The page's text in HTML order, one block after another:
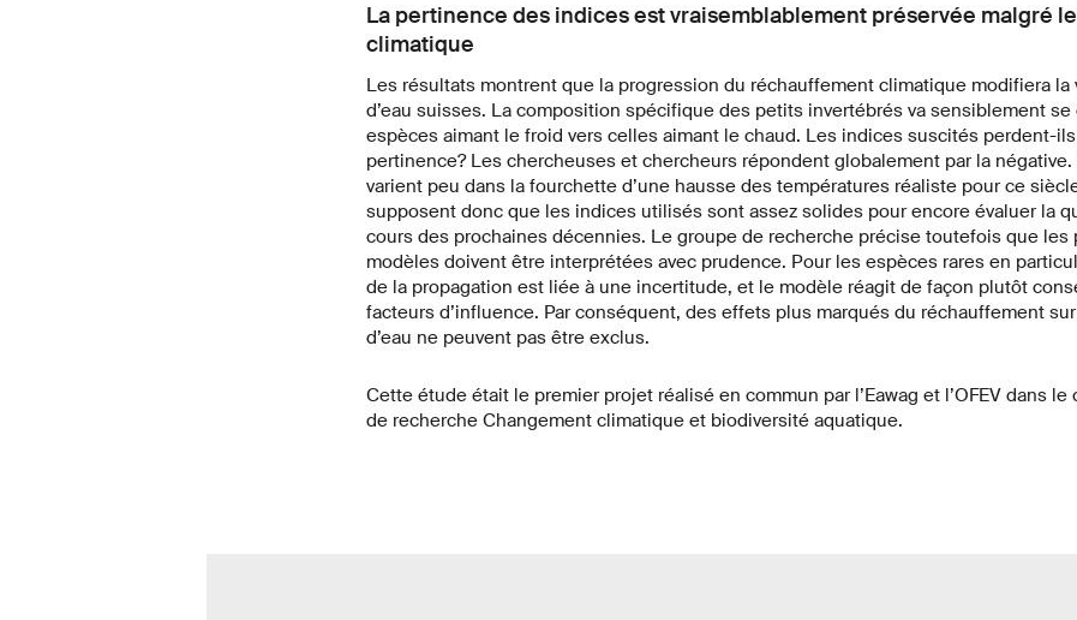
La pertinence des indices est vraisemblablement préservée malgré
climatique
Les résultats montrent que la progression du réchauffement climatique modifiera la
d’eau suisses. La composition spécifique des petits invertébrés va sensiblement se
espèces aimant le froid vers celles aimant le chaud. Les indices suscités perdent-
pertinence? Les chercheuses et chercheurs répondent globalement par la
varient peu dans la fourchette d’une hausse des températures réaliste pour ce
supposent donc que les indices utilisés sont assez solides pour encore évaluer la
cours des prochaines décennies. Le groupe de recherche précise toutefois que les
modèles doivent être interprétées avec prudence. Pour les espèces rares en
de la propagation est liée à une incertitude, et le modèle réagit de façon plutôt
facteurs d’influence. Par conséquent, des effets plus marqués du réchauffement
d’eau ne peuvent pas être exclus.
Cette étude était le premier projet réalisé en commun par l’Eawag et l’OFEV dans le
de recherche Changement climatique et biodiversité aquatique.